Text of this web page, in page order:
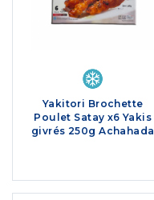
Yakitori Brochette
Poulet Satay x6 Yakis
givrés 250g Achahada